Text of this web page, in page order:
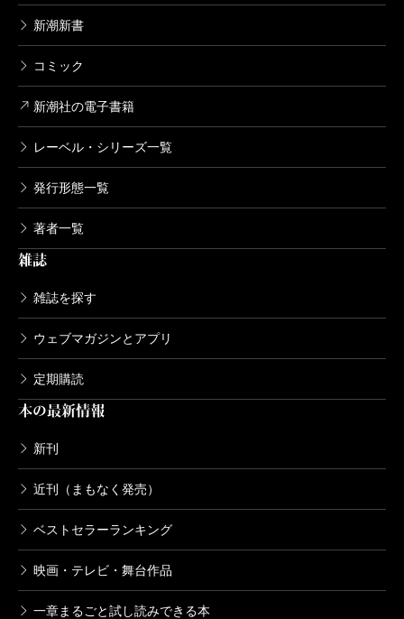
新潮新書
コミック
新潮社の電子書籍
レーベル・シリーズ一覧
発行形態一覧
著者一覧
雑誌
雑誌を探す
ウェブマガジンとアプリ
定期購読
本の最新情報
新刊
近刊（まもなく発売）
ベストセラーランキング
映画・テレビ・舞台作品
一章まるごと試し読みできる本